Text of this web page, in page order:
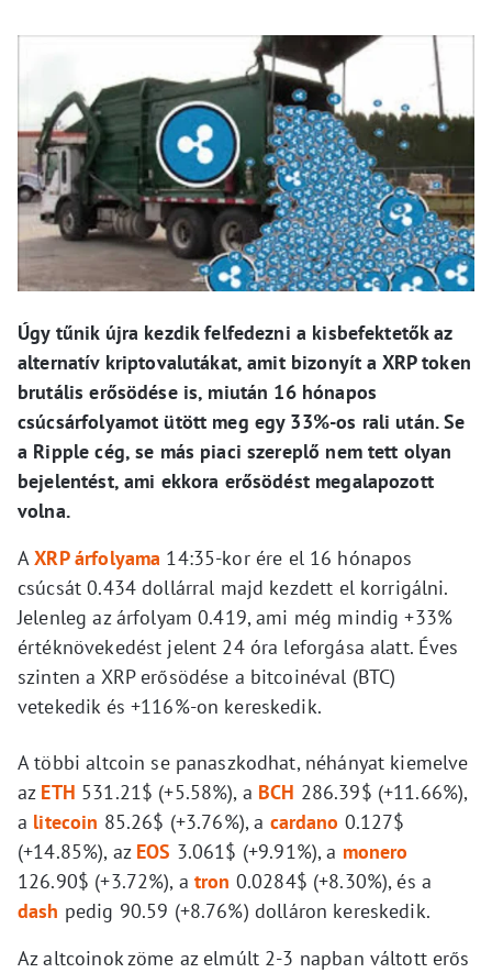
Úgy tűnik újra kezdik felfedezni a kisbefektetők az
alternatív kriptovalutákat, amit bizonyít a XRP token
brutális erősödése is, miután 16 hónapos
csúcsárfolyamot ütött meg egy 33%-os rali után. Se
a Ripple cég, se más piaci szereplő nem tett olyan
bejelentést, ami ekkora erősödést megalapozott
volna.
AXRP árfolyama 14:35-kor ére el 16 hónapos
csúcsát 0.434 dollárral majd kezdett el korrigálni.
Jelenleg az árfolyam 0.419, ami még mindig +33%
értéknövekedést jelent 24 óra leforgása alatt. Éves
szinten a XRP erősödése a bitcoinéval (BTC)
vetekedik és +116%-on kereskedik.
A többi altcoin se panaszkodhat, néhányat kiemelve
az ETH 531.21$ (+5.58%), a BCH 286.39$ (+11.66%),
a litecoin 85.26$ (+3.76%), a cardano 0.127$
(+14.85%), az EOS 3.061$ (+9.91%), a monero
126.90$ (+3.72%), a tron 0.0284$ (+8.30%), és a
dash pedig 90.59 (+8.76%) dolláron kereskedik.
Az altcoinok zöme az elmúlt 2-3 napban váltott erős